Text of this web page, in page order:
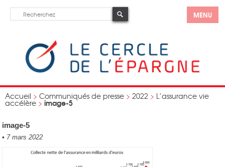
MENU
Accueil > Communiqués de presse > 2022 > L’assurance vie
accélère > image-5
image-5
• 7 mars 2022